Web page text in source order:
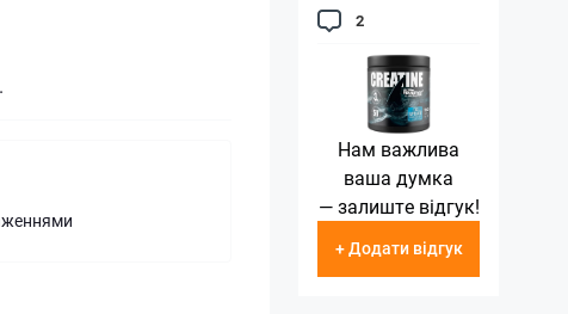
2
Нам важлива
ваша думка
— залиште відгук!
+ Додати відгук